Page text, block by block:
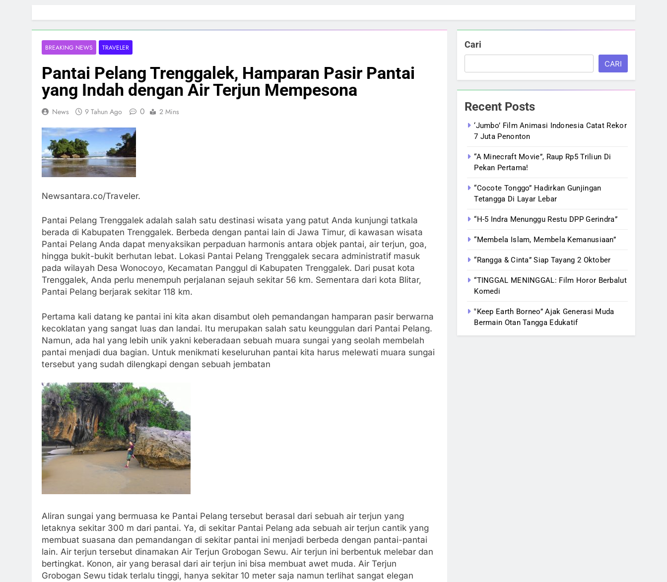
BREAKING NEWS TRAVELER
Pantai Pelang Trenggalek, Hamparan Pasir Pantai
yang Indah dengan Air Terjun Mempesona
News 9 Tahun Ago 0 2 Mins
Newsantara.co/Traveler.
Pantai Pelang Trenggalek adalah salah satu destinasi wisata yang patut Anda kunjungi tatkala
berada di Kabupaten Trenggalek. Berbeda dengan pantai lain di Jawa Timur, di kawasan wisata
Pantai Pelang Anda dapat menyaksikan perpaduan harmonis antara objek pantai, air terjun, goa,
hingga bukit-bukit berhutan lebat. Lokasi Pantai Pelang Trenggalek secara administratif masuk
pada wilayah Desa Wonocoyo, Kecamatan Panggul di Kabupaten Trenggalek. Dari pusat kota
Trenggalek, Anda perlu menempuh perjalanan sejauh sekitar 56 km. Sementara dari kota Blitar,
Pantai Pelang berjarak sekitar 118 km.
Pertama kali datang ke pantai ini kita akan disambut oleh pemandangan hamparan pasir berwarna
kecoklatan yang sangat luas dan landai. Itu merupakan salah satu keunggulan dari Pantai Pelang.
Namun, ada hal yang lebih unik yakni keberadaan sebuah muara sungai yang seolah membelah
pantai menjadi dua bagian. Untuk menikmati keseluruhan pantai kita harus melewati muara sungai
tersebut yang sudah dilengkapi dengan sebuah jembatan
Aliran sungai yang bermuasa ke Pantai Pelang tersebut berasal dari sebuah air terjun yang
letaknya sekitar 300 m dari pantai. Ya, di sekitar Pantai Pelang ada sebuah air terjun cantik yang
membuat suasana dan pemandangan di sekitar pantai ini menjadi berbeda dengan pantai-pantai
lain. Air terjun tersebut dinamakan Air Terjun Grobogan Sewu. Air terjun ini berbentuk melebar dan
bertingkat. Konon, air yang berasal dari air terjun ini bisa membuat awet muda. Air Terjun
Grobogan Sewu tidak terlalu tinggi, hanya sekitar 10 meter saja namun terlihat sangat elegan
Cari
CARI
Recent Posts
‘Jumbo’ Film Animasi Indonesia Catat Rekor
7 Juta Penonton
“A Minecraft Movie”, Raup Rp5 Triliun Di
Pekan Pertama!
“Cocote Tonggo” Hadirkan Gunjingan
Tetangga Di Layar Lebar
“H-5 Indra Menunggu Restu DPP Gerindra”
“Membela Islam, Membela Kemanusiaan”
“Rangga & Cinta” Siap Tayang 2 Oktober
“TINGGAL MENINGGAL: Film Horor Berbalut
Komedi
‟Keep Earth Borneo” Ajak Generasi Muda
Bermain Otan Tangga Edukatif